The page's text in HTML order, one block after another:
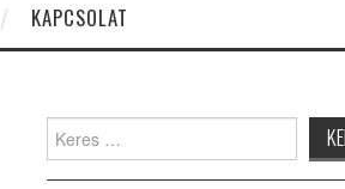
KAPCSOLAT
Keres: